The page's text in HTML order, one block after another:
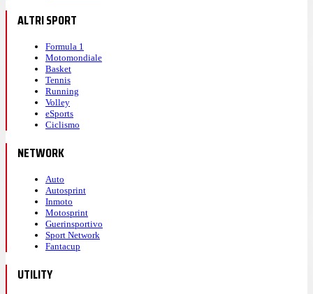
ALTRI SPORT
Formula 1
Motomondiale
Basket
Tennis
Running
Volley
eSports
Ciclismo
NETWORK
Auto
Autosprint
Inmoto
Motosprint
Guerinsportivo
Sport Network
Fantacup
UTILITY